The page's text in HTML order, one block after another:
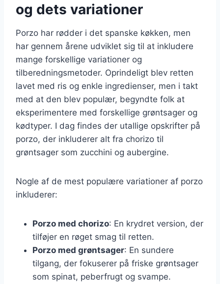
og dets variationer
Porzo har rødder i det spanske køkken, men
har gennem årene udviklet sig til at inkludere
mange forskellige variationer og
tilberedningsmetoder. Oprindeligt blev retten
lavet med ris og enkle ingredienser, men i takt
med at den blev populær, begyndte folk at
eksperimentere med forskellige grøntsager og
kødtyper. I dag findes der utallige opskrifter på
porzo, der inkluderer alt fra chorizo til
grøntsager som zucchini og aubergine.
Nogle af de mest populære variationer af porzo
inkluderer:
Porzo med chorizo: En krydret version, der
tilføjer en røget smag til retten.
Porzo med grøntsager: En sundere
tilgang, der fokuserer på friske grøntsager
som spinat, peberfrugt og svampe.